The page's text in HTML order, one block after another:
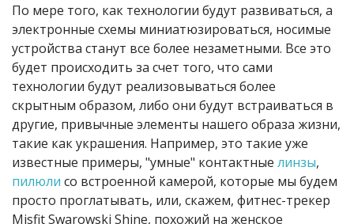
По мере того, как технологии будут развиваться, а
электронные схемы миниатюзироваться, носимые
устройства станут все более незаметными. Все это
будет происходить за счет того, что сами
технологии будут реализовываться более
скрытным образом, либо они будут встраиваться в
другие, привычные элементы нашего образа жизни,
такие как украшения. Например, это такие уже
известные примеры, "умные" контактные линзы,
пилюли со встроенной камерой, которые мы будем
просто проглатывать, или, скажем, фитнес-трекер
Misfit Swarowski Shine, похожий на женское